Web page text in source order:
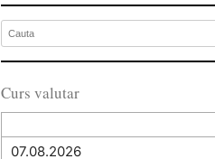
Curs valutar
07.08.2026